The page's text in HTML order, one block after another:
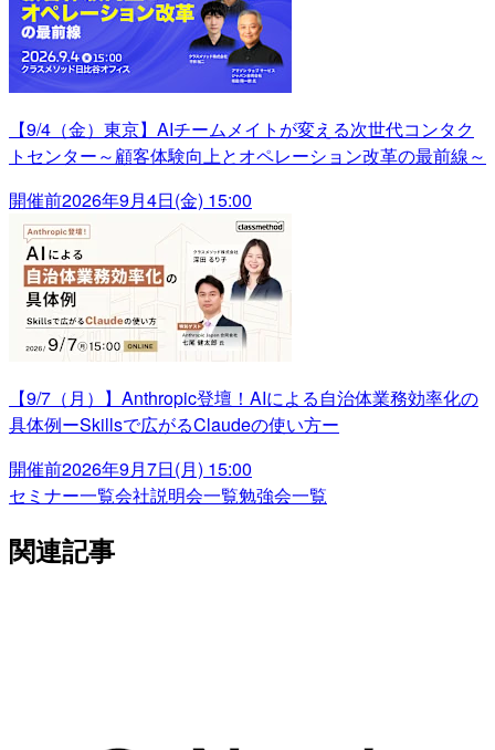
【9/4（金）東京】AIチームメイトが変える次世代コンタク
トセンター～顧客体験向上とオペレーション改革の最前線～
開催前2026年9月4日(金) 15:00
【9/7（月）】Anthropic登壇！AIによる自治体業務効率化の
具体例ーSkillsで広がるClaudeの使い方ー
開催前2026年9月7日(月) 15:00
セミナー一覧会社説明会一覧勉強会一覧
関連記事